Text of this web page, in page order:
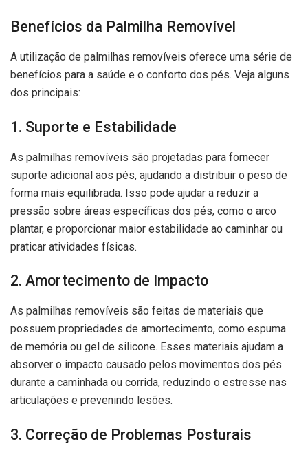
Benefícios da Palmilha Removível
A utilização de palmilhas removíveis oferece uma série de
benefícios para a saúde e o conforto dos pés. Veja alguns
dos principais:
1. Suporte e Estabilidade
As palmilhas removíveis são projetadas para fornecer
suporte adicional aos pés, ajudando a distribuir o peso de
forma mais equilibrada. Isso pode ajudar a reduzir a
pressão sobre áreas específicas dos pés, como o arco
plantar, e proporcionar maior estabilidade ao caminhar ou
praticar atividades físicas.
2. Amortecimento de Impacto
As palmilhas removíveis são feitas de materiais que
possuem propriedades de amortecimento, como espuma
de memória ou gel de silicone. Esses materiais ajudam a
absorver o impacto causado pelos movimentos dos pés
durante a caminhada ou corrida, reduzindo o estresse nas
articulações e prevenindo lesões.
3. Correção de Problemas Posturais